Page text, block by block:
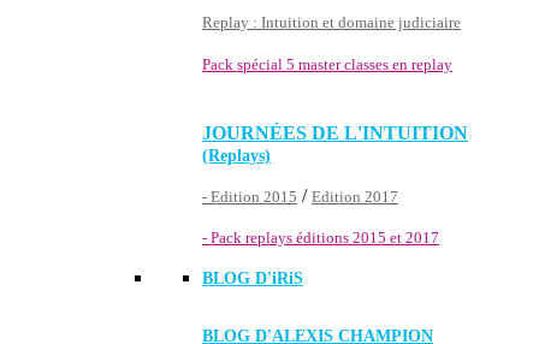
Replay : Intuition et domaine judiciaire
Pack spécial 5 master classes en replay
JOURNÉES DE L'INTUITION
(Replays)
- Edition 2015 / Edition 2017
- Pack replays éditions 2015 et 2017
BLOG D'iRiS
BLOG D'ALEXIS CHAMPION